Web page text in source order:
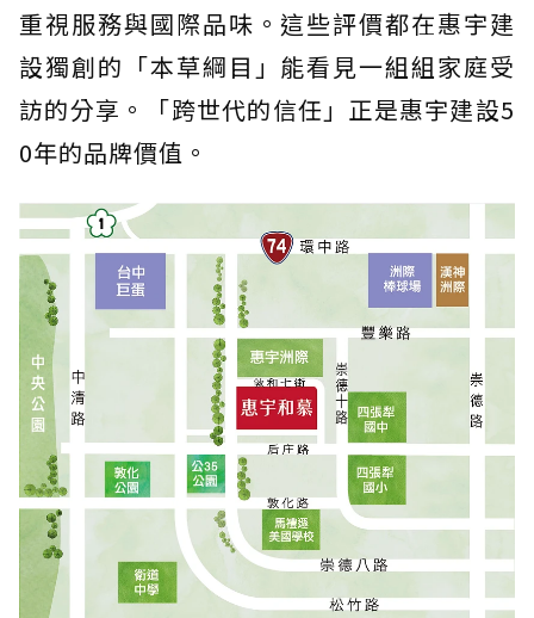
重視服務與國際品味。這些評價都在惠宇建
設獨創的「本草綱目」能看見一組組家庭受
訪的分享。「跨世代的信任」正是惠宇建設5
0年的品牌價值。